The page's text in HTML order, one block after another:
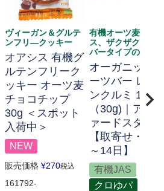
ヴィーガン＆グルテ
ンフリ―クッキー
オアシス 有機グ
ルテンフリーク
ッキー オーツ麦
チョコチップ
30g ＜スポット
入荷中＞
NEW
販売価格 ¥270税込
161792-
有機オーツ麦ベー
ス、ザクザク食感
バータイプのお菓
オーガニック
ーツバー レー
ンクルミ 1本
（30g)｜アル
ァードスタッ
【取寄せ・要
～14日】
有機JAS
クロゆパ